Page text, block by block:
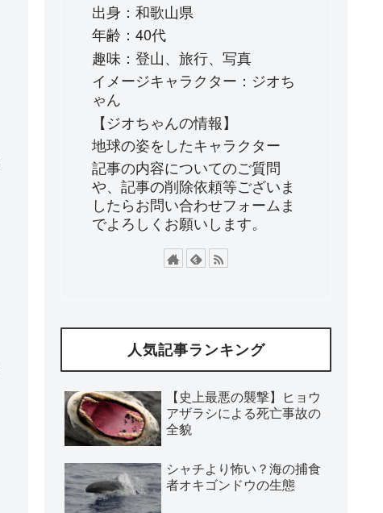
出身：和歌山県
年齢：40代
趣味：登山、旅行、写真
イメージキャラクター：ジオち
ゃん
【ジオちゃんの情報】
地球の姿をしたキャラクター
記事の内容についてのご質問
や、記事の削除依頼等ございま
したらお問い合わせフォームま
でよろしくお願いします。
人気記事ランキング
【史上最悪の襲撃】ヒョウ
アザラシによる死亡事故の
全貌
シャチより怖い？海の捕食
者オキゴンドウの生態